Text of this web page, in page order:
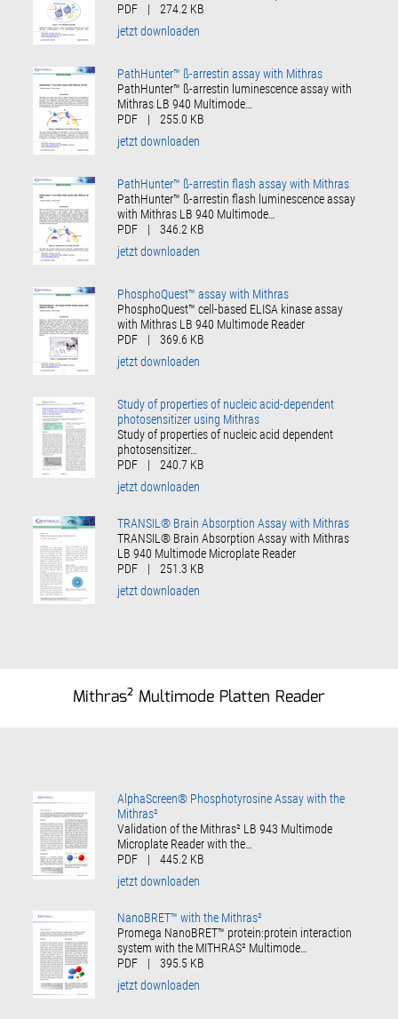
PDF
|
274.2 KB
jetzt downloaden
PathHunter™ ß-arrestin assay with Mithras
PathHunter™ ß-arrestin luminescence assay with
Mithras LB 940 Multimode…
PDF
|
255.0 KB
jetzt downloaden
PathHunter™ ß-arrestin flash assay with Mithras
PathHunter™ ß-arrestin flash luminescence assay
with Mithras LB 940 Multimode…
PDF
|
346.2 KB
jetzt downloaden
PhosphoQuest™ assay with Mithras
PhosphoQuest™ cell-based ELISA kinase assay
with Mithras LB 940 Multimode Reader
PDF
|
369.6 KB
jetzt downloaden
Study of properties of nucleic acid-dependent
photosensitizer using Mithras
Study of properties of nucleic acid dependent
photosensitizer…
PDF
|
240.7 KB
jetzt downloaden
TRANSIL® Brain Absorption Assay with Mithras
TRANSIL® Brain Absorption Assay with Mithras
LB 940 Multimode Microplate Reader
PDF
|
251.3 KB
jetzt downloaden
Mithras² Multimode Platten Reader
AlphaScreen® Phosphotyrosine Assay with the
Mithras²
Validation of the Mithras² LB 943 Multimode
Microplate Reader with the…
PDF
|
445.2 KB
jetzt downloaden
NanoBRET™ with the Mithras²
Promega NanoBRET™ protein:protein interaction
system with the MITHRAS² Multimode…
PDF
|
395.5 KB
jetzt downloaden